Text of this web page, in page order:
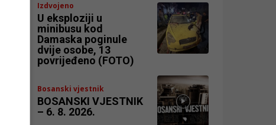
Izdvojeno
U eksploziji u
minibusu kod
Damaska poginule
dvije osobe, 13
povrijeđeno (FOTO)
Bosanski vjestnik
BOSANSKI VJESTNIK
– 6. 8. 2026.